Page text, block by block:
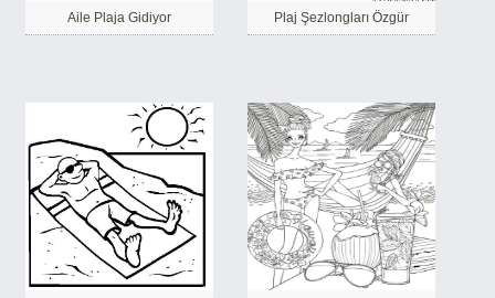
Aile Plaja Gidiyor Plaj Şezlongları Özgür